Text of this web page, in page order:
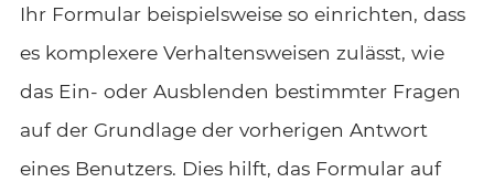
Ihr Formular beispielsweise so einrichten, dass
es komplexere Verhaltensweisen zulässt, wie
das Ein- oder Ausblenden bestimmter Fragen
auf der Grundlage der vorherigen Antwort
eines Benutzers. Dies hilft, das Formular auf